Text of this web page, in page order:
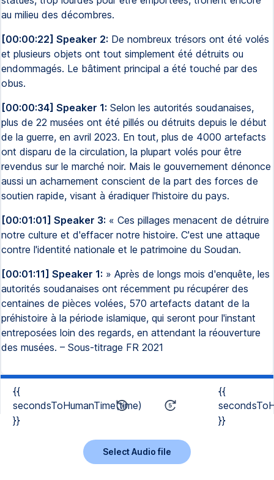
au milieu des décombres.
[00:00:22] Speaker 2: De nombreux trésors ont été volés
et plusieurs objets ont tout simplement été détruits ou
endommagés. Le bâtiment principal a été touché par des
obus.
[00:00:34] Speaker 1: Selon les autorités soudanaises,
plus de 22 musées ont été pillés ou détruits depuis le début
de la guerre, en avril 2023. En tout, plus de 4000 artefacts
ont disparu de la circulation, la plupart volés pour être
revendus sur le marché noir. Mais le gouvernement dénonce
aussi un acharnement conscient de la part des forces de
soutien rapide, visant à éradiquer l'histoire du pays.
[00:01:01] Speaker 3: « Ces pillages menacent de détruire
notre culture et d'effacer notre histoire. C'est une attaque
contre l'identité nationale et le patrimoine du Soudan.
[00:01:11] Speaker 1: » Après de longs mois d'enquête, les
autorités soudanaises ont récemment pu récupérer des
centaines de pièces volées, 570 artefacts datant de la
préhistoire à la période islamique, qui seront pour l'instant
entreposées loin des regards, en attendant la réouverture
des musées. – Sous-titrage FR 2021
{{
secondsToHumanTime(time)
}}
{{
}}
Select Audio file